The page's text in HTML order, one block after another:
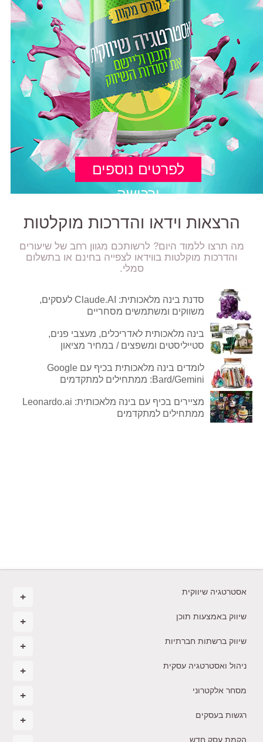
לפרטים נוספים
ורכישה
הרצאות וידאו והדרכות מוקלטות
מה תרצו ללמוד היום? לרשותכם מגוון רחב של שיעורים
והדרכות מוקלטות בווידאו לצפייה בחינם או בתשלום
סמלי.
סדנת בינה מלאכותית: Claude.AI לעסקים,
משווקים ומשתמשים מסחריים
בינה מלאכותית לאדריכלים, מעצבי פנים,
סטייליסטים ומשפצים / במחיר מציאון
לומדים בינה מלאכותית בכיף עם Google
Bard/Gemini: ממתחילים למתקדמים
מציירים בכיף עם בינה מלאכותית: Leonardo.ai
ממתחילים למתקדמים
אסטרטגיה שיווקית
שיווק באמצעות תוכן
שיווק ברשתות חברתיות
ניהול ואסטרטגיה עסקית
מסחר אלקטרוני
רגשות בעסקים
הקמת עסק חדש